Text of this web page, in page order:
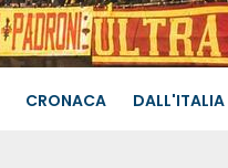
CRONACA DALL'ITALIA